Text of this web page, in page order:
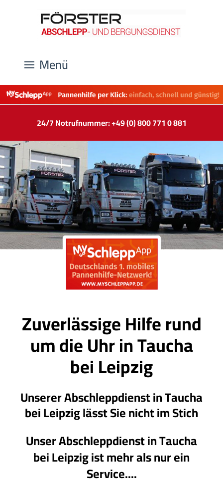
Menü
24/7 Notrufnummer: +49 (0) 800 771 0 881
Zuverlässige Hilfe rund
um die Uhr in Taucha
bei Leipzig
Unserer Abschleppdienst in Taucha
bei Leipzig lässt Sie nicht im Stich
Unser Abschleppdienst in Taucha
bei Leipzig ist mehr als nur ein
Service....